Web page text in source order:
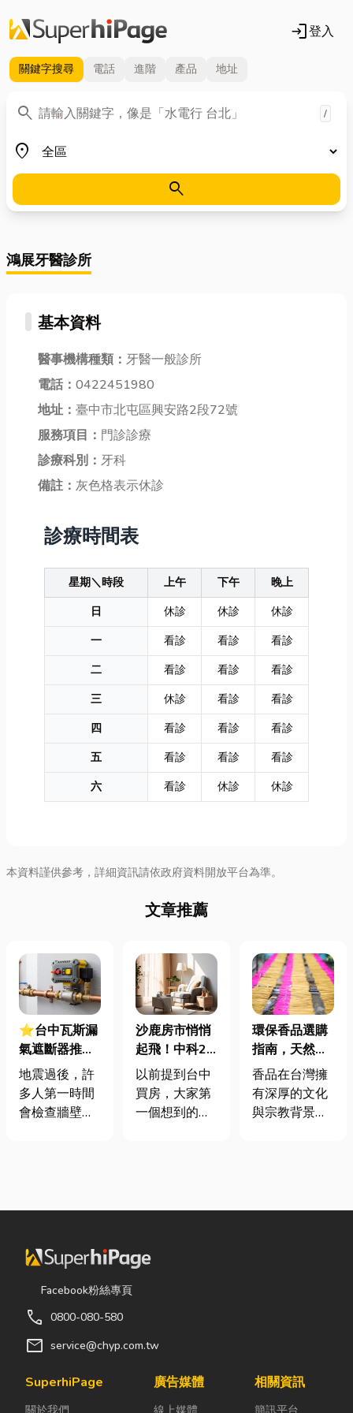
login登入
關鍵字搜尋 電話 進階 產品 地址
search
關鍵字 /
place
地區
search
鴻展牙醫診所
基本資料
醫事機構種類： 牙醫一般診所
電話： 0422451980
地址： 臺中市北屯區興安路2段72號
服務項目： 門診診療
診療科別： 牙科
備註： 灰色格表示休診
診療時間表
星期＼時段 上午 下午
晚上
日
休診 休診
休診
一
看診 看診
看診
二
看診 看診
看診
三
休診 看診
看診
四
看診 看診
看診
五
看診 看診
看診
六
看診 休診 休診
本資料謹供參考，詳細資訊請依政府資料開放平台為準。
文章推薦
⭐台中瓦斯漏
氣遮斷器推薦
廠商在這！地
震氣爆怎麼
防？警報器與
地震過後，許
多人第一時間
會檢查牆壁裂
線。日前日本
城在地震後引
發嚴重氣爆，
正是因為震波
管線受損、氣
體微量外洩所
默充斥在空間
沙鹿房市悄悄
起飛！中科2
期＋台積電效
應發酵，現在
很多人開始看
以前提到台中
買房，大家第
一個想到的大
度越來越高
多人實際到沙
以前不一樣
通變方便，生
環保香品選購
指南，天然香
材打造純淨香
氣，一次了解
天然低煙香品
香品在台灣擁
有深厚的文化
與宗教背景，
隨著佛教、道
康與環保意識
Facebook粉絲專頁
call 0800-080-580
mail service@chyp.com.tw
SuperhiPage
關於我們
廣告媒體
線上媒體
相關資訊
簡訊平台